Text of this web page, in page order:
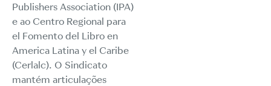
Publishers Association (IPA)
e ao Centro Regional para
el Fomento del Libro en
America Latina y el Caribe
(Cerlalc). O Sindicato
mantém articulações